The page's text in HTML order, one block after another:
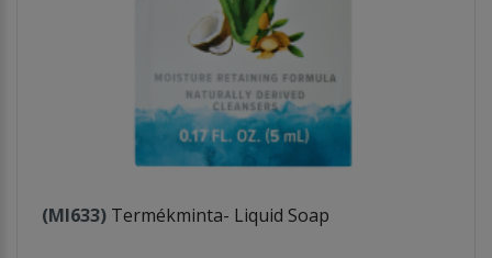
(MI633) Termékminta- Liquid Soap